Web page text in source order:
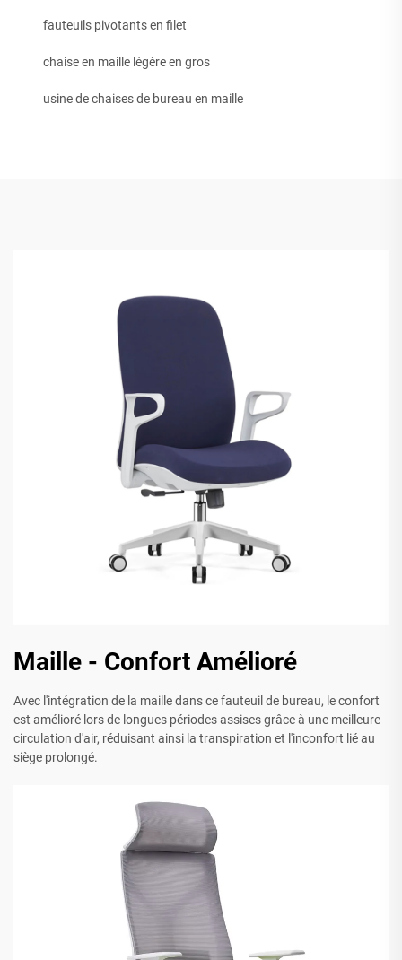
fauteuils pivotants en filet
chaise en maille légère en gros
usine de chaises de bureau en maille
Maille - Confort Amélioré
Avec l'intégration de la maille dans ce fauteuil de bureau, le confort
est amélioré lors de longues périodes assises grâce à une meilleure
circulation d'air, réduisant ainsi la transpiration et l'inconfort lié au
siège prolongé.